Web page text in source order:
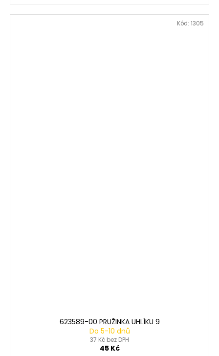
623589-00 PRUŽINKA UHLÍKU 9
Do 5-10 dnů
37 Kč bez DPH
45 Kč
Kód: 1305